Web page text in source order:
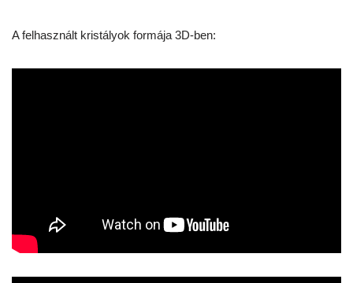
A felhasznált kristályok formája 3D-ben: